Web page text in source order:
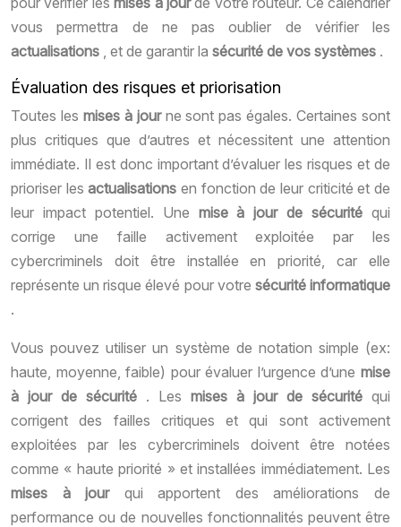
vous permettra de ne pas oublier de vérifier les
actualisations , et de garantir la sécurité de vos systèmes .
Évaluation des risques et priorisation
Toutes les mises à jour ne sont pas égales. Certaines sont
plus critiques que d’autres et nécessitent une attention
immédiate. Il est donc important d’évaluer les risques et de
prioriser lesactualisationsen fonction de leur criticité et de
leur impact potentiel. Une mise à jour de sécuritéqui
corrige une faille activement exploitée par les
cybercriminels doit être installée en priorité, car elle
représente un risque élevé pour votre sécurité informatique
.
Vous pouvez utiliser un système de notation simple (ex:
haute, moyenne, faible) pour évaluer l’urgence d’une mise
à jour de sécurité . Les mises à jour de sécurité qui
corrigent des failles critiques et qui sont activement
exploitées par les cybercriminels doivent être notées
comme « haute priorité » et installées immédiatement. Les
mises à jour qui apportent des améliorations de
performance ou de nouvelles fonctionnalités peuvent être